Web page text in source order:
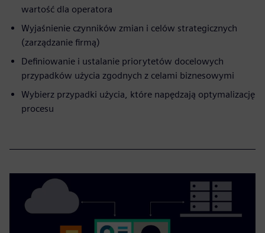
wartość dla operatora
Wyjaśnienie czynników zmian i celów strategicznych
(zarządzanie firmą)
Definiowanie i ustalanie priorytetów docelowych
przypadków użycia zgodnych z celami biznesowymi
Wybierz przypadki użycia, które napędzają optymalizację
procesu